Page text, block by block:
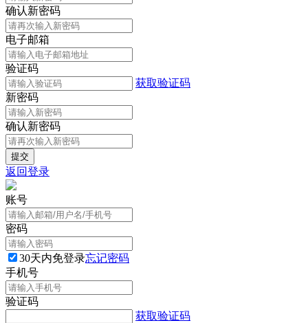
确认新密码
电子邮箱
验证码
获取验证码
新密码
确认新密码
返回登录
账号
密码
30天内免登录忘记密码
手机号
验证码
获取验证码